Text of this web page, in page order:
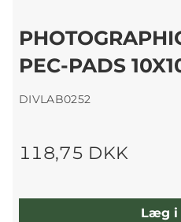
PEC-PADS
DIVLAB0252
118,75 DKK
Læg i